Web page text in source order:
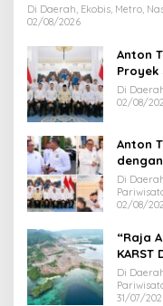
Di Daerah, Ekobis, Metro,
02/08/2026
Anton
Di
02/08/
Anton
Di
02/08/
“Raja
Dispar
Di
31/07/